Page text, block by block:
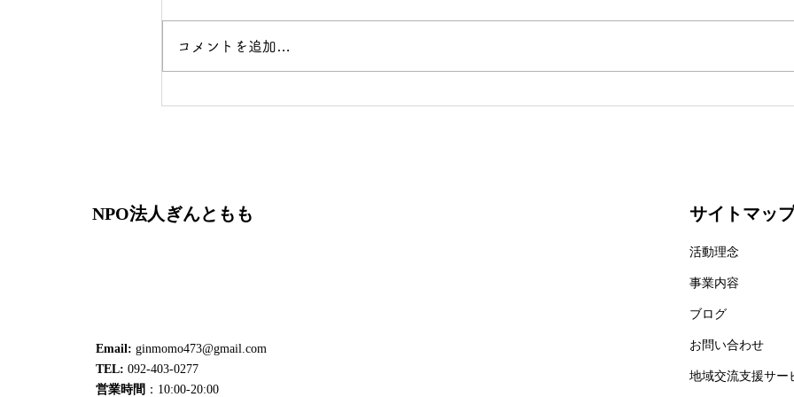
コメントを追加…
NPO法人ぎんともも
Email: ginmomo473@gmail.com
TEL: 092-403-0277
​営業時間 ：10:00-20:00
サイトマッ
活動理念
事業内容
​ブログ
お問い合わせ
地域交流支援サー